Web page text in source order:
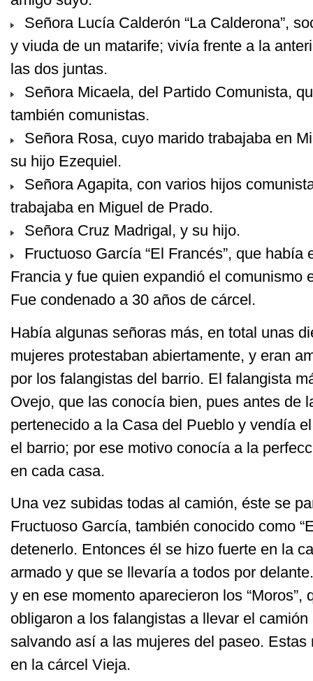
Señora Lucía Calderón “La Calderona”,
y viuda de un matarife; vivía frente a la
las dos juntas.
Señora Micaela, del Partido Comunista,
también comunistas.
Señora Rosa, cuyo marido trabajaba en
su hijo Ezequiel.
Señora Agapita, con varios hijos
trabajaba en Miguel de Prado.
Señora Cruz Madrigal, y su hijo.
Fructuoso García “El Francés”, que había
Francia y fue quien expandió el comunismo
Fue condenado a 30 años de cárcel.
Había algunas señoras más, en total unas
mujeres protestaban abiertamente, y eran
por los falangistas del barrio. El falangista
Ovejo, que las conocía bien, pues antes de
pertenecido a la Casa del Pueblo y vendía
el barrio; por ese motivo conocía a la
en cada casa.
Una vez subidas todas al camión, éste se
Fructuoso García, también conocido como
detenerlo. Entonces él se hizo fuerte en la
armado y que se llevaría a todos por
y en ese momento aparecieron los “Moros”,
obligaron a los falangistas a llevar el
salvando así a las mujeres del paseo. Estas
en la cárcel Vieja.